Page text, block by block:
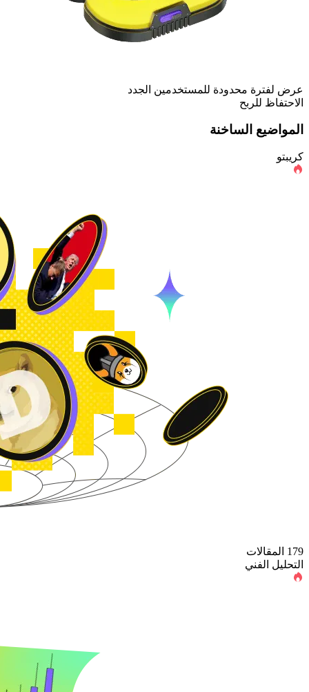
عرض لفترة محدودة للمستخدمين الجدد
الاحتفاظ للربح
المواضيع الساخنة
كريبتو
179 المقالات
التحليل الفني